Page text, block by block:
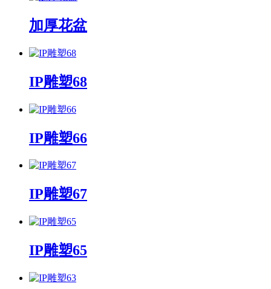
加厚花盆
IP雕塑68
IP雕塑66
IP雕塑67
IP雕塑65